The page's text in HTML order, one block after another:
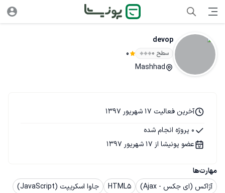
devop
سطح ۰ 0
Mashhad
مهارت‌ها
آژاکس (ای جکس - Ajax)
HTML5
جاوا اسکریپت (JavaScript)
آخرین فعالیت 17 شهریور 1397
0 پروژه انجام شده
عضو پونیشا از 17 شهریور 1397